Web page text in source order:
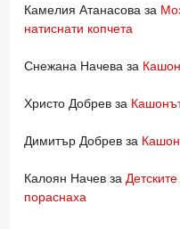
Камелия Атанасова за
натиснати копчета
Снежана Начева за
Христо Добрев за
Димитър Добрев за
Калоян Начев за
пораснаха